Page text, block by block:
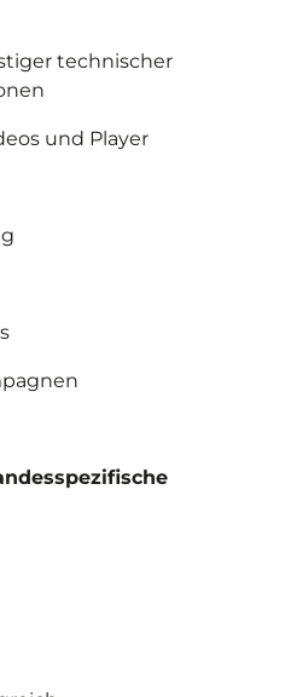
technischer
und Player